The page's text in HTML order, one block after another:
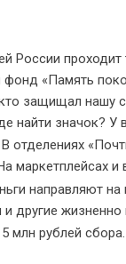
России
фонд «Память
защищал нашу
найти значок?
отделениях
маркетплейсах и
направляют
другие
млн рублей